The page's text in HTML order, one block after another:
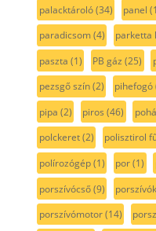
palacktároló(34) panel
paradicsom(4) parketta
paszta (1) PB gáz (25)
pezsgő szín(2) pihefogó
pipa (2) piros (46)
polckeret(2) polisztirol
polírozógép(1) por(1)
porszívócső(9)
porszívómotor(14)